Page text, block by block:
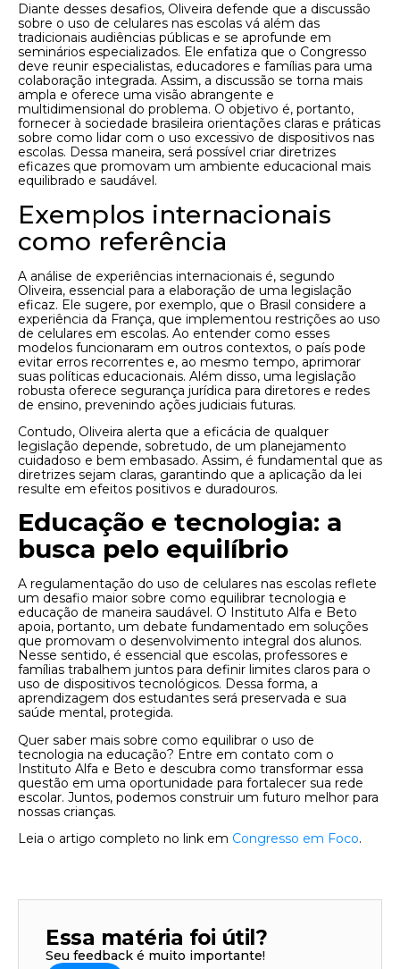
Diante desses desafios, Oliveira defende que a discussão
sobre o uso de celulares nas escolas vá além das
tradicionais audiências públicas e se aprofunde em
seminários especializados. Ele enfatiza que o Congresso
deve reunir especialistas, educadores e famílias para uma
colaboração integrada. Assim, a discussão se torna mais
ampla e oferece uma visão abrangente e
multidimensional do problema. O objetivo é, portanto,
fornecer à sociedade brasileira orientações claras e práticas
sobre como lidar com o uso excessivo de dispositivos nas
escolas. Dessa maneira, será possível criar diretrizes
eficazes que promovam um ambiente educacional mais
equilibrado e saudável.
Exemplos internacionais
como referência
A análise de experiências internacionais é, segundo
Oliveira, essencial para a elaboração de uma legislação
eficaz. Ele sugere, por exemplo, que o Brasil considere a
experiência da França, que implementou restrições ao uso
de celulares em escolas. Ao entender como esses
modelos funcionaram em outros contextos, o país pode
evitar erros recorrentes e, ao mesmo tempo, aprimorar
suas políticas educacionais. Além disso, uma legislação
robusta oferece segurança jurídica para diretores e redes
de ensino, prevenindo ações judiciais futuras.
Contudo, Oliveira alerta que a eficácia de qualquer
legislação depende, sobretudo, de um planejamento
cuidadoso e bem embasado. Assim, é fundamental que as
diretrizes sejam claras, garantindo que a aplicação da lei
resulte em efeitos positivos e duradouros.
Educação e tecnologia: a
busca pelo equilíbrio
A regulamentação do uso de celulares nas escolas reflete
um desafio maior sobre como equilibrar tecnologia e
educação de maneira saudável. O Instituto Alfa e Beto
apoia, portanto, um debate fundamentado em soluções
que promovam o desenvolvimento integral dos alunos.
Nesse sentido, é essencial que escolas, professores e
famílias trabalhem juntos para definir limites claros para o
uso de dispositivos tecnológicos. Dessa forma, a
aprendizagem dos estudantes será preservada e sua
saúde mental, protegida.
Quer saber mais sobre como equilibrar o uso de
tecnologia na educação? Entre em contato com o
Instituto Alfa e Beto e descubra como transformar essa
questão em uma oportunidade para fortalecer sua rede
escolar. Juntos, podemos construir um futuro melhor para
nossas crianças.
Leia o artigo completo no link em Congresso em Foco.
Essa matéria foi útil?
Seu feedback é muito importante!